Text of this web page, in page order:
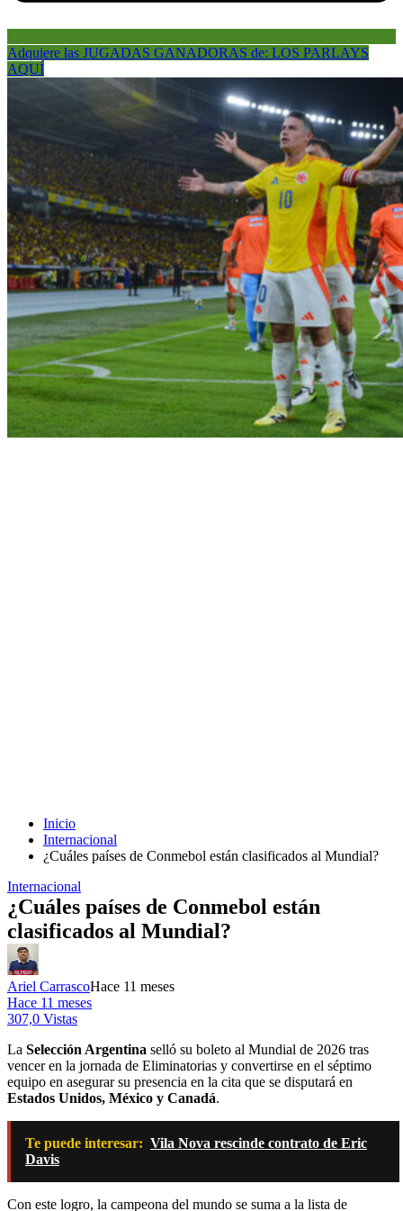
Adquiere las JUGADAS GANADORAS de: LOS PARLAYS
AQUÍ
Inicio
Internacional
¿Cuáles países de Conmebol están clasificados al Mundial?
Internacional
¿Cuáles países de Conmebol están
clasificados al Mundial?
Ariel CarrascoHace 11 meses
Hace 11 meses
307,0 Vistas
La Selección Argentina selló su boleto al Mundial de 2026 tras
vencer en la jornada de Eliminatorias y convertirse en el séptimo
equipo en asegurar su presencia en la cita que se disputará en
Estados Unidos, México y Canadá.
Te puede interesar: Vila Nova rescinde contrato de Eric
Davis
Con este logro, la campeona del mundo se suma a la lista de